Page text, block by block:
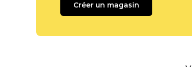
Créer un magasin